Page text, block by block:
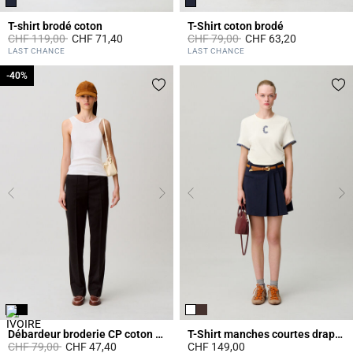
T-shirt brodé coton
Prix réduit à partir de
CHF 119,00àCHF 71,40
3.3 out of 5 Customer Rating
LAST CHANCE
T-Shirt coton brodé
Prix réduit à partir de
CHF 79,00àCHF 63,20
5 out of 5 Customer Rating
LAST CHANCE
Débardeur broderie CP coton bio
Prix réduit à partir de
CHF 79,00à
-40%
CHF 47,40
-40%
T-Shirt manches courtes drapées
CHF 149,00